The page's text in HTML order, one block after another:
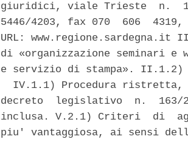
giuridici, viale Trieste  n.
5446/4203, fax 070  606
URL:
di «organizzazione seminari
e servizio di stampa».
IV.1.1) Procedura
decreto  legislativo  n.
inclusa. V.2.1) Criteri  di
piu' vantaggiosa, ai sensi